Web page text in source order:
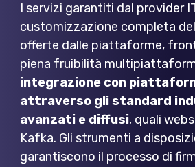
I servizi garantiti dal provider
customizzazione completa
offerte dalle piattaforme,
piena fruibilità
integrazione con
attraverso gli standard
avanzati e diffusi, quali
Kafka. Gli strumenti a
garantiscono il processo di